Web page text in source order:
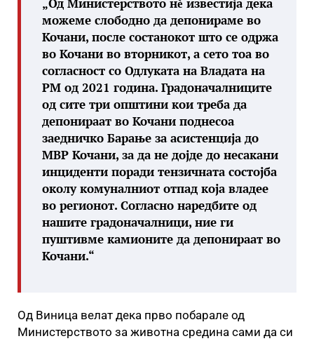
„Од Министерството нѐ известија дека
можеме слободно да депонираме во
Кочани, после состанокот што се одржа
во Кочани во вторникот, а сето тоа во
согласност со Одлуката на Владата на
РМ од 2021 година. Градоначалниците
од сите три општини кои треба да
депонираат во Кочани поднесоа
заедничко Барање за асистенција до
МВР Кочани, за да не дојде до несакани
инциденти поради тензичната состојба
околу комуналниот отпад која владее
во регионот. Согласно наредбите од
нашите градоначалници, ние ги
пуштивме камионите да депонираат во
Кочани.“
Од Виница велат дека прво побарале од
Министерството за животна средина сами да си